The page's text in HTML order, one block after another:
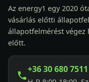
Az energy1 egy 2020
vásárlás előtti
állapotfelmérést végez
előtt.
+36 30 680 7511